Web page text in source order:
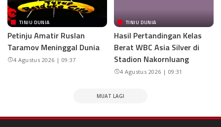
TINJU DUNIA
Petinju Amatir Ruslan
Taramov Meninggal Dunia
4 Agustus 2026 | 09:37
TINJU DUNIA
Hasil Pertandingan Kelas
Berat WBC Asia Silver di
Stadion Nakornluang
4 Agustus 2026 | 09:31
MUAT LAGI